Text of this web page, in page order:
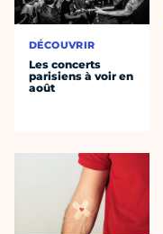
DÉCOUVRIR
Les concerts
parisiens à voir en
août